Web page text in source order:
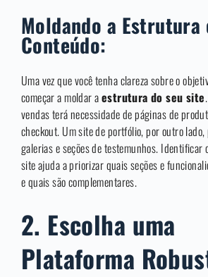
Moldando a Estrutura
Conteúdo:
Uma vez que você tenha clareza sobre o
começar a moldar aestrutura do seu site
vendas terá necessidade de páginas de
checkout. Um site de portfólio, por outro
galerias e seções de testemunhos. Identificar
site ajuda a priorizar quais seções e
e quais são complementares.
2. Escolha uma
Plataforma